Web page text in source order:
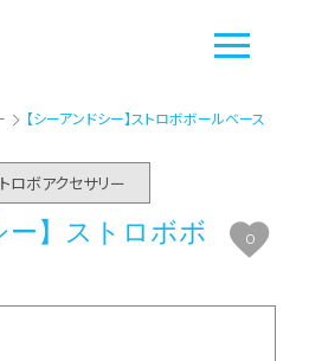
【シーアンドシー】ストロボボールベース
ロボアクセサリー
ー】ストロボボ
0